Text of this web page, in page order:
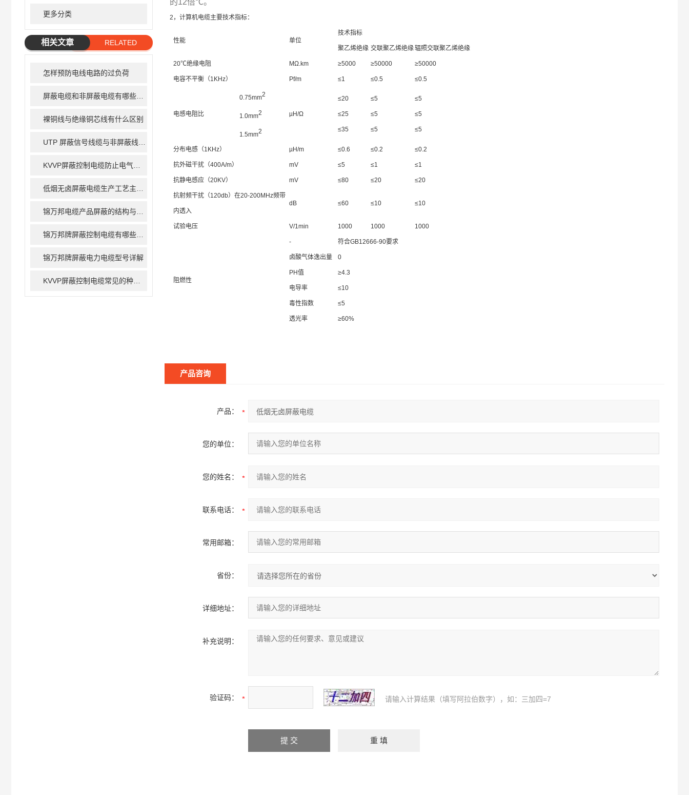
更多分类
相关文章
RELATED
怎样预防电线电路的过负荷
裸铜线与绝缘铜芯线有什么区别
锦万邦牌屏蔽电力电缆型号详解
的12倍℃。
2，计算机电缆主要技术指标：
性能 单位
技术指标
聚乙烯绝缘 交联聚乙烯绝缘辐照交联聚乙烯绝缘
20℃绝缘电阻 MΩ.km ≥5000 ≥50000 ≥50000
电容不平衡（1KHz） Pf/m ≤1 ≤0.5 ≤0.5
电感电阻比
0.75mm2
1.0mm2
1.5mm2
µH/Ω
≤20
≤25
≤35
≤5
≤5
≤5
≤5
≤5
≤5
分布电感（1KHz） µH/m ≤0.6 ≤0.2 ≤0.2
抗外磁干扰（400A/m） mV ≤5 ≤1 ≤1
抗静电感应（20KV） mV ≤80 ≤20 ≤20
抗射频干扰（120db）在20-200MHz频带
内透入
dB ≤60 ≤10 ≤10
试验电压 V/1min 1000 1000 1000
阻燃性
- 符合GB12666-90要求
卤酸气体逸出量 0
PH值 ≥4.3
电导率 ≤10
毒性指数 ≤5
透光率 ≥60%
产品咨询
产品：
您的单位：
您的姓名：
联系电话：
常用邮箱：
省份：
详细地址：
补充说明：
验证码： 请输入计算结果（填写阿拉伯数字），如：三加四=7